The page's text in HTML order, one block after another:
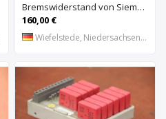
Bremswiderstand von Siemens – 6SL3100-1BE21-3AA0
160,00 €
Wiefelstede, Niedersachsen, DE